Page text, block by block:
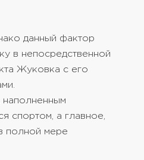
данный фактор
в непосредственной
Жуковка с его
спортом, а главное,
полной мере